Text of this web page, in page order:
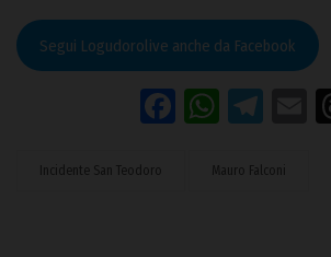
Segui Logudorolive anche da Facebook
Facebook
Incidente San Teodoro Mauro Falconi